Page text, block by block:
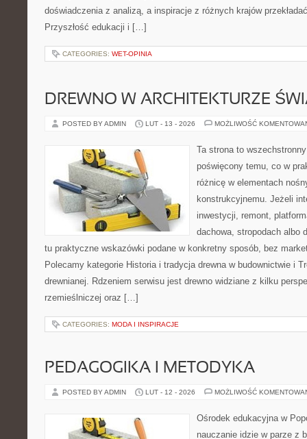
doświadczenia z analizą, a inspiracje z różnych krajów
Przyszłość edukacji i […]
CATEGORIES: WET-OPINIA
DREWNO W ARCHITEKTURZE
POSTED BY ADMIN LUT - 13 - 2026 MOŻLIWOŚĆ
Ta strona to
poświęcony temu, co w
różnicę w elementach
konstrukcyjnemu. Jeżeli
inwestycji, remont,
dachowa, stropodach albo
tu praktyczne wskazówki podane w konkretny sposób, bez
Polecamy kategorie Historia i tradycja drewna w budownictwie i
drewnianej. Rdzeniem serwisu jest drewno widziane z kilku
rzemieślniczej oraz […]
CATEGORIES: MODA I INSPIRACJE
PEDAGOGIKA I METODYKA
POSTED BY ADMIN LUT - 12 - 2026 MOŻLIWOŚĆ
Ośrodek edukacyjna w
nauczanie idzie w parze z